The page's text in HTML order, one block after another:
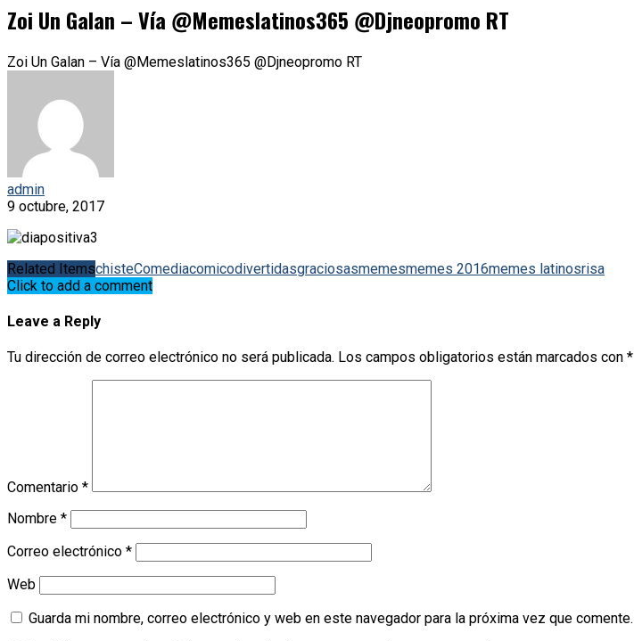
Zoi Un Galan – Vía @Memeslatinos365 @Djneopromo RT
Zoi Un Galan – Vía @Memeslatinos365 @Djneopromo RT
admin
9 octubre, 2017
Related ItemschisteComediacomicodivertidasgraciosasmemesmemes 2016memes latinosrisa
Click to add a comment
Leave a Reply
Tu dirección de correo electrónico no será publicada. Los campos obligatorios están marcados con *
Comentario *
Nombre *
Correo electrónico *
Web
Guarda mi nombre, correo electrónico y web en este navegador para la próxima vez que comente.